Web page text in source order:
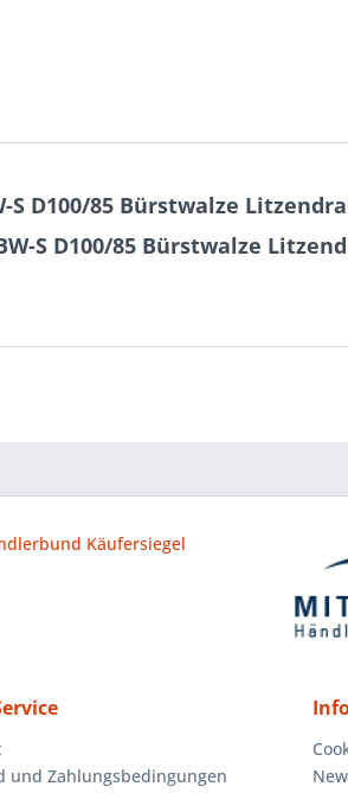
D100/85 Bürstwalze
S D100/85 Bürstwalze
und Zahlungsbedingungen